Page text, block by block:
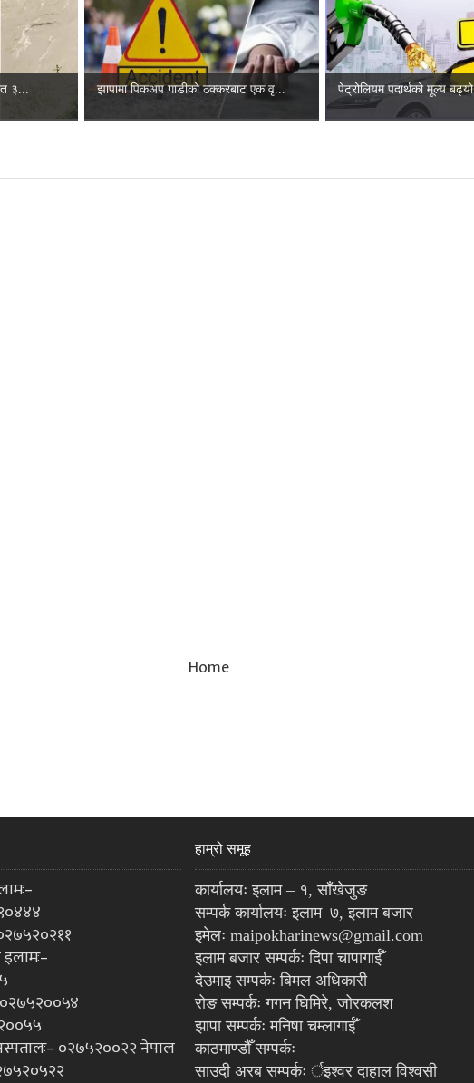
३... झापामा पिकअप गाडीको ठक्करबाट एक वृ... पेट्रोलियम पदार्थको मूल्य बढ्यो
Home
०२७५२००२२ नेपाल
हाम्रो समूह
कार्यालयः इलाम – १, साँखेजुङ
सम्पर्क कार्यालयः इलाम–७, इलाम बजार
इमेलः maipokharinews@gmail.com
इलाम बजार सम्पर्कः दिपा चापागाईँ
देउमाइ सम्पर्कः बिमल अधिकारी
रोङ सम्पर्कः गगन घिमिरे, जोरकलश
झापा सम्पर्कः मनिषा चम्लागाईँ
काठमाण्डौँ सम्पर्कः
साउदी अरब सम्पर्कः र्इश्वर दाहाल विश्वसी